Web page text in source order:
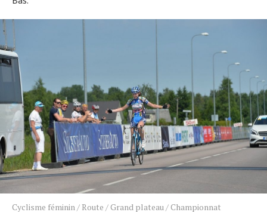
Cyclisme féminin / Route / Grand plateau / Championnat